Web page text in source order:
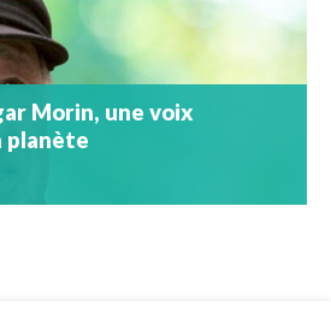
Morin, une voix
planète